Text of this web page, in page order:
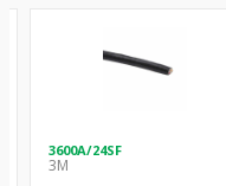
3600A/24SF
3M